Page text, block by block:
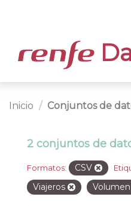
Inicio Conjuntos de
2 conjuntos de
Formatos: CSV
Viajeros
Volumen